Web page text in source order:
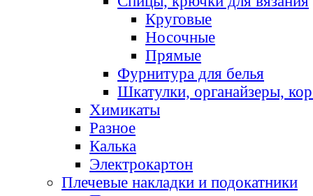
Круговые
Носочные
Прямые
Фурнитура для белья
Шкатулки, органайзеры,
Химикаты
Разное
Калька
Электрокартон
Плечевые накладки и подокатники